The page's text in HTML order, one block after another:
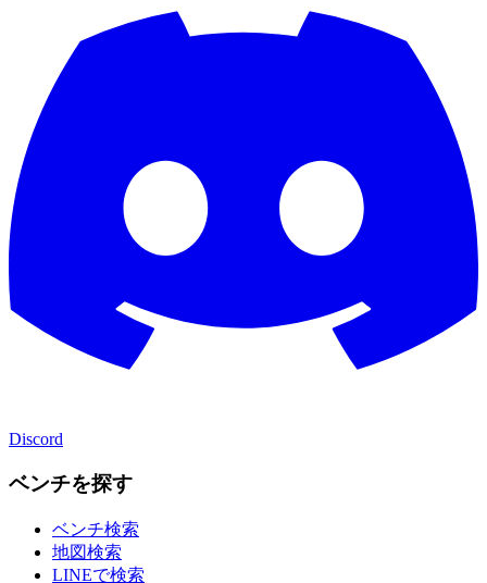
Discord
ベンチを探す
ベンチ検索
地図検索
LINEで検索